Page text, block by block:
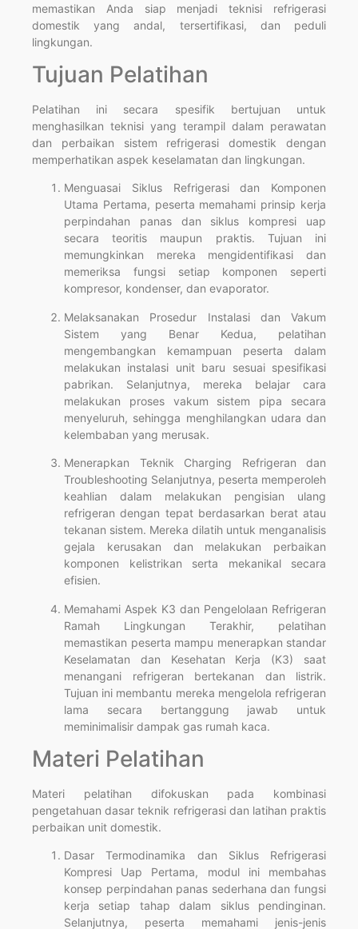
memastikan Anda siap menjadi teknisi refrigerasi
domestik yang andal, tersertifikasi, dan peduli
lingkungan.
Tujuan Pelatihan
Pelatihan ini secara spesifik bertujuan untuk
menghasilkan teknisi yang terampil dalam perawatan
dan perbaikan sistem refrigerasi domestik dengan
memperhatikan aspek keselamatan dan lingkungan.
Menguasai Siklus Refrigerasi dan Komponen
Utama Pertama, peserta memahami prinsip kerja
perpindahan panas dan siklus kompresi uap
secara teoritis maupun praktis. Tujuan ini
memungkinkan mereka mengidentifikasi dan
memeriksa fungsi setiap komponen seperti
kompresor, kondenser, dan evaporator.
Melaksanakan Prosedur Instalasi dan Vakum
Sistem yang Benar Kedua, pelatihan
mengembangkan kemampuan peserta dalam
melakukan instalasi unit baru sesuai spesifikasi
pabrikan. Selanjutnya, mereka belajar cara
melakukan proses vakum sistem pipa secara
menyeluruh, sehingga menghilangkan udara dan
kelembaban yang merusak.
Menerapkan Teknik Charging Refrigeran dan
Troubleshooting Selanjutnya, peserta memperoleh
keahlian dalam melakukan pengisian ulang
refrigeran dengan tepat berdasarkan berat atau
tekanan sistem. Mereka dilatih untuk menganalisis
gejala kerusakan dan melakukan perbaikan
komponen kelistrikan serta mekanikal secara
efisien.
Memahami Aspek K3 dan Pengelolaan Refrigeran
Ramah Lingkungan Terakhir, pelatihan
memastikan peserta mampu menerapkan standar
Keselamatan dan Kesehatan Kerja (K3) saat
menangani refrigeran bertekanan dan listrik.
Tujuan ini membantu mereka mengelola refrigeran
lama secara bertanggung jawab untuk
meminimalisir dampak gas rumah kaca.
Materi Pelatihan
Materi pelatihan difokuskan pada kombinasi
pengetahuan dasar teknik refrigerasi dan latihan praktis
perbaikan unit domestik.
Dasar Termodinamika dan Siklus Refrigerasi
Kompresi Uap Pertama, modul ini membahas
konsep perpindahan panas sederhana dan fungsi
kerja setiap tahap dalam siklus pendinginan.
Selanjutnya, peserta memahami jenis-jenis